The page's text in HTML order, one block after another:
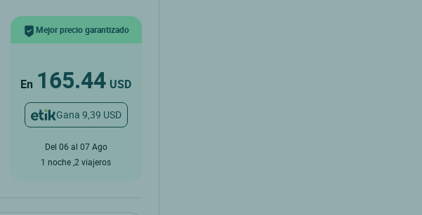
Mejor precio garantizado
En 165.44 USD
Gana 9,39 USD
Del 06 al 07 Ago
1 noche ,2 viajeros